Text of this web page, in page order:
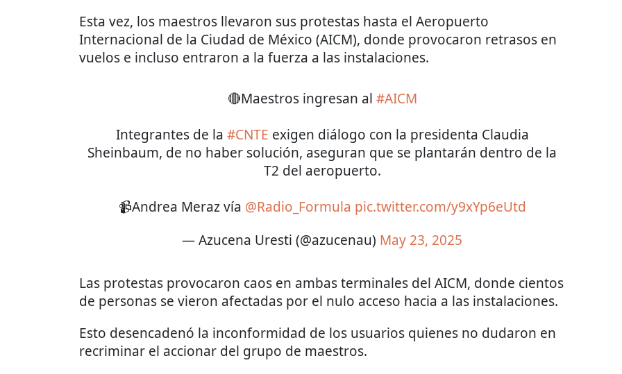
Esta vez, los maestros llevaron sus protestas hasta el Aeropuerto
Internacional de la Ciudad de México (AICM), donde provocaron retrasos en
vuelos e incluso entraron a la fuerza a las instalaciones.
🔴Maestros ingresan al #AICM
Integrantes de la #CNTE exigen diálogo con la presidenta Claudia
Sheinbaum, de no haber solución, aseguran que se plantarán dentro de la
T2 del aeropuerto.
📹Andrea Meraz vía @Radio_Formula pic.twitter.com/y9xYp6eUtd
— Azucena Uresti (@azucenau) May 23, 2025
Las protestas provocaron caos en ambas terminales del AICM, donde cientos
de personas se vieron afectadas por el nulo acceso hacia a las instalaciones.
Esto desencadenó la inconformidad de los usuarios quienes no dudaron en
recriminar el accionar del grupo de maestros.